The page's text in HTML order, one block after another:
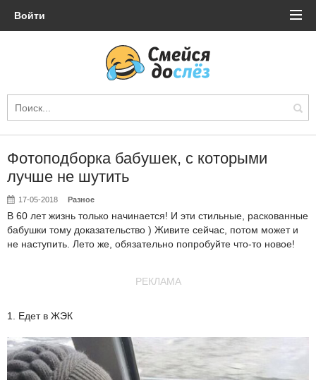
Войти
Фотоподборка бабушек, с которыми
лучше не шутить
17-05-2018 Разное
В 60 лет жизнь только начинается! И эти стильные, раскованные
бабушки тому доказательство ) Живите сейчас, потом может и
не наступить. Лето же, обязательно попробуйте что-то новое!
РЕКЛАМА
1. Едет в ЖЭК